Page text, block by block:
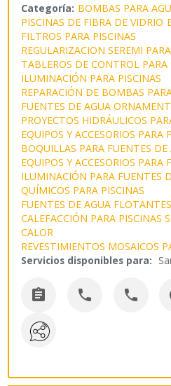
Categoría: BOMBAS PARA
PISCINAS DE FIBRA DE VIDRIO
FILTROS PARA PISCINAS
REGULARIZACION SEREMI
TABLEROS DE CONTROL
ILUMINACIÓN PARA PISCINAS
REPARACIÓN DE BOMBAS
FUENTES DE AGUA
PROYECTOS HIDRÁULICOS
EQUIPOS Y ACCESORIOS PARA
BOQUILLAS PARA FUENTES DE
EQUIPOS Y ACCESORIOS PARA
ILUMINACIÓN PARA FUENTES
QUÍMICOS PARA PISCINAS
FUENTES DE AGUA FLOTANTES
CALEFACCIÓN PARA PISCINAS
CALOR
REVESTIMIENTOS MOSAICOS
Servicios disponibles para:
  